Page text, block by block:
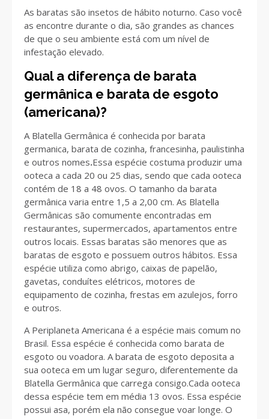
As baratas são insetos de hábito noturno. Caso você
as encontre durante o dia, são grandes as chances
de que o seu ambiente está com um nível de
infestação elevado.
Qual a diferença de barata
germânica e barata de esgoto
(americana)?
A Blatella Germânica é conhecida por barata
germanica, barata de cozinha, francesinha, paulistinha
e outros nomes.Essa espécie costuma produzir uma
ooteca a cada 20 ou 25 dias, sendo que cada ooteca
contém de 18 a 48 ovos. O tamanho da barata
germânica varia entre 1,5 a 2,00 cm. As Blatella
Germânicas são comumente encontradas em
restaurantes, supermercados, apartamentos entre
outros locais. Essas baratas são menores que as
baratas de esgoto e possuem outros hábitos. Essa
espécie utiliza como abrigo, caixas de papelão,
gavetas, conduítes elétricos, motores de
equipamento de cozinha, frestas em azulejos, forro
e outros.
A Periplaneta Americana é a espécie mais comum no
Brasil. Essa espécie é conhecida como barata de
esgoto ou voadora. A barata de esgoto deposita a
sua ooteca em um lugar seguro, diferentemente da
Blatella Germânica que carrega consigo.Cada ooteca
dessa espécie tem em média 13 ovos. Essa espécie
possui asa, porém ela não consegue voar longe. O